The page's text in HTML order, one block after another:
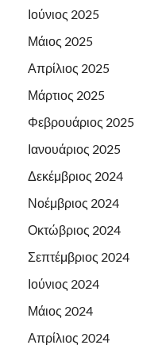
Ιούνιος 2025
Μάιος 2025
Απρίλιος 2025
Μάρτιος 2025
Φεβρουάριος 2025
Ιανουάριος 2025
Δεκέμβριος 2024
Νοέμβριος 2024
Οκτώβριος 2024
Σεπτέμβριος 2024
Ιούνιος 2024
Μάιος 2024
Απρίλιος 2024